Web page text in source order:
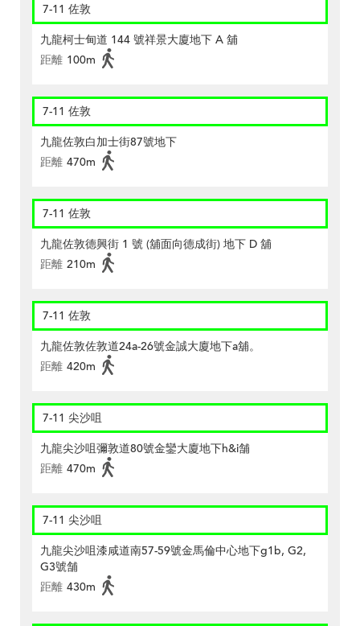
7-11 佐敦
九龍柯士甸道 144 號祥景大廈地下 A 舖
距離 100m
7-11 佐敦
九龍佐敦白加士街87號地下
距離 470m
7-11 佐敦
九龍佐敦德興街 1 號 (舖面向德成街) 地下 D 舖
距離 210m
7-11 佐敦
九龍佐敦佐敦道24a-26號金誠大廈地下a舖。
距離 420m
7-11 尖沙咀
九龍尖沙咀彌敦道80號金鑾大廈地下h&i舗
距離 470m
7-11 尖沙咀
九龍尖沙咀漆咸道南57-59號金馬倫中心地下g1b, G2,
G3號舗
距離 430m